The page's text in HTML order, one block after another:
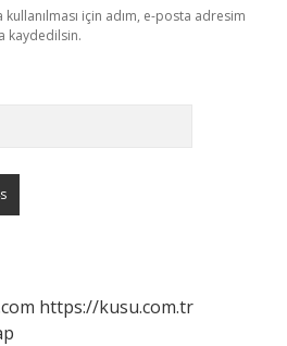
için adım, e-posta adresim
kaydedilsin.
https://kusu.com.tr